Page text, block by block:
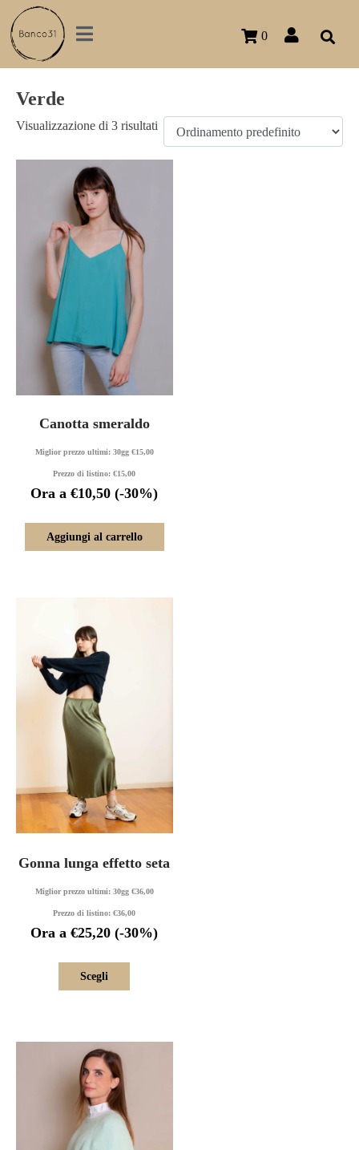
0
Verde
Visualizzazione di 3 risultati
Canotta smeraldo
Miglior prezzo ultimi: 30gg €15,00
Prezzo di listino:€15,00
Ora a €10,50 (-30%)
Aggiungi al carrello
Gonna lunga effetto seta
Miglior prezzo ultimi: 30gg €36,00
Prezzo di listino:€36,00
Ora a €25,20 (-30%)
Scegli